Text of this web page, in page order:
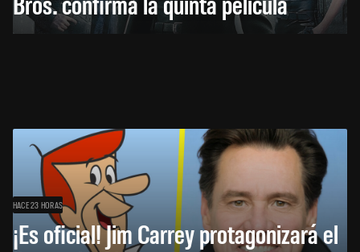
HACE 23 HORAS
¡Es oficial! Jim Carrey protagonizará el